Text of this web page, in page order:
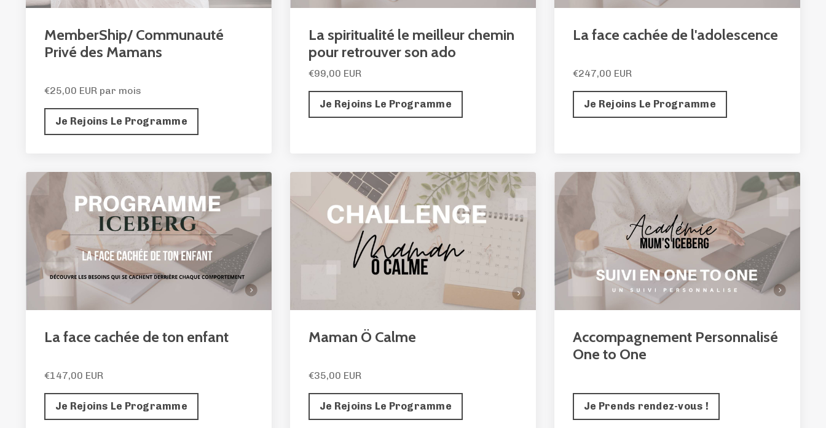
MemberShip/ Communauté
Privé des Mamans
€25,00 EUR par mois
Je Rejoins Le Programme
La spiritualité le meilleur chemin
pour retrouver son ado
€99,00 EUR
Je Rejoins Le Programme
La face cachée de l'adolescence
€247,00 EUR
Je Rejoins Le Programme
La face cachée de ton enfant
€147,00 EUR
Je Rejoins Le Programme
Maman Ö Calme
€35,00 EUR
Je Rejoins Le Programme
Accompagnement Personnalisé
One to One
Je Prends rendez-vous !